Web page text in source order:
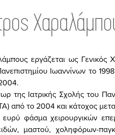
εργάζεται ως Γενικός
Ιωαννίνων το
της Ιατρικής Σχολής του
από το 2004 και κάτοχος
ευρύ φάσμα χειρουργικών
μαστού, χοληφόρων-